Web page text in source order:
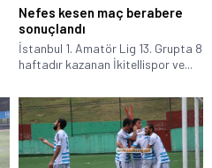
Nefes kesen maç berabere
sonuçlandı
İstanbul 1. Amatör Lig 13. Grupta 8
haftadır kazanan İkitellispor ve...